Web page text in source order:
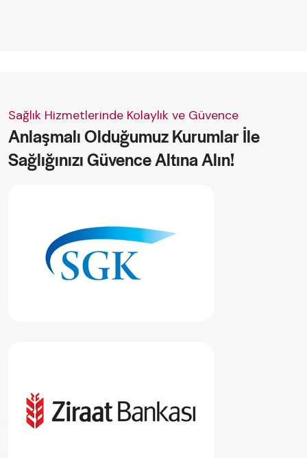
Sağlık Hizmetlerinde Kolaylık ve Güvence
Anlaşmalı Olduğumuz Kurumlar İle
Sağlığınızı Güvence Altına Alın!